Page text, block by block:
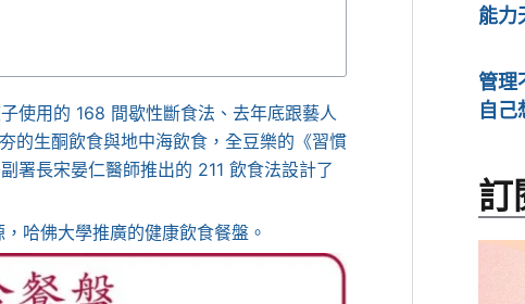
使用的 168 間歇性斷食法、去年底跟藝人
的生酮飲食與地中海飲食，全豆樂的《習慣
署長宋晏仁醫師推出的 211 飲食法設計了
哈佛大學推廣的健康飲食餐盤。
能力
管理
自己
訂